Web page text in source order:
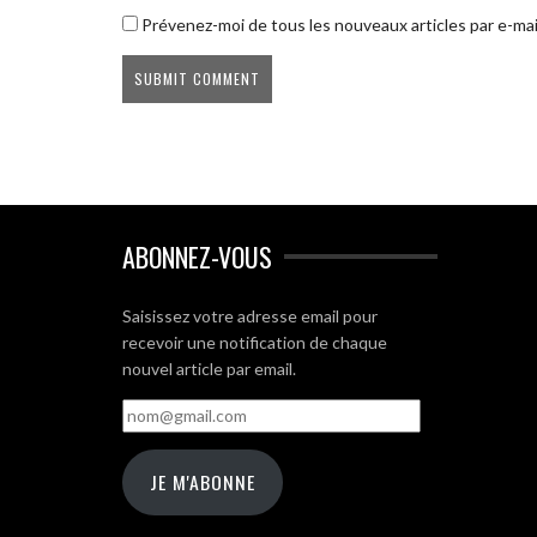
Prévenez-moi de tous les nouveaux articles par e-
ABONNEZ-VOUS
Saisissez votre adresse email pour
recevoir une notification de chaque
nouvel article par email.
nom@gmail.com
JE M'ABONNE